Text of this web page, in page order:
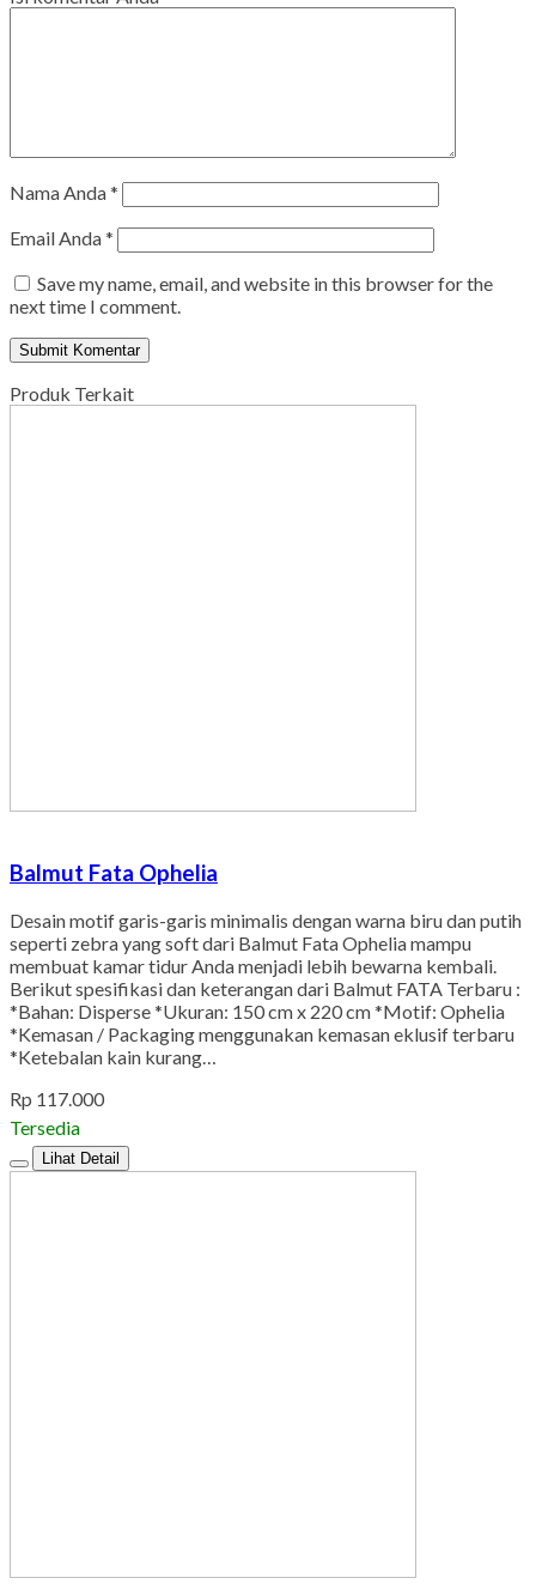
Nama Anda*
Email Anda*
Save my name, email, and website in this browser for the
next time I comment.
Produk Terkait
Balmut Fata Ophelia
Desain motif garis-garis minimalis dengan warna biru dan putih
seperti zebra yang soft dari Balmut Fata Ophelia mampu
membuat kamar tidur Anda menjadi lebih bewarna kembali.
Berikut spesifikasi dan keterangan dari Balmut FATA Terbaru :
*Bahan: Disperse *Ukuran: 150 cm x 220 cm *Motif: Ophelia
*Kemasan / Packaging menggunakan kemasan eklusif terbaru
*Ketebalan kain kurang…
Rp 117.000
Tersedia
Lihat Detail